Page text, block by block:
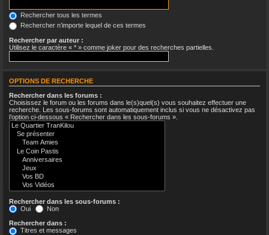
Sujets actifs
Boite à Chat
CONNEXION
S’ENREGISTRER
Rechercher tous les termes
Rechercher n’importe lequel de ces termes
Rechercher par auteur :
Utilisez le caractère « * » comme joker pour des recherches partielles.
OPTIONS DE RECHERCHE
Rechercher dans les forums :
Choisissez le forum ou les forums dans le(s)quel(s) vous souhaitez effectuer une
recherche. Les sous-forums sont automatiquement inclus si vous ne désactivez pas
l’option ci-dessous « Rechercher dans les sous-forums ».
Rechercher dans les sous-forums :
Oui
Non
Rechercher dans :
Titres et messages